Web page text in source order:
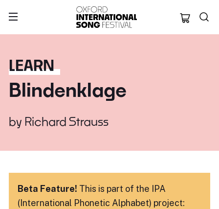
Oxford
LEARN
Blindenklage
by Richard Strauss
Beta Feature! This is part of the IPA
(International Phonetic Alphabet) project: